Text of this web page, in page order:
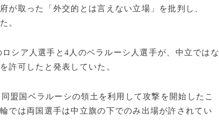
が取った「外交的とは言えない立場」を批判し、
。
シア人選手と4人のベラルーシ人選手が、中立ではな
許可したと発表していた。
盟国ベラルーシの領土を利用して攻撃を開始したこ
では両国選手は中立旗の下でのみ出場が許されてい